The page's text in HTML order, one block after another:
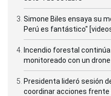
Simone Biles ensaya su
Perú es fantástico"
Incendio forestal
monitoreado con un drone
Presidenta lideró sesión
coordinar acciones frente